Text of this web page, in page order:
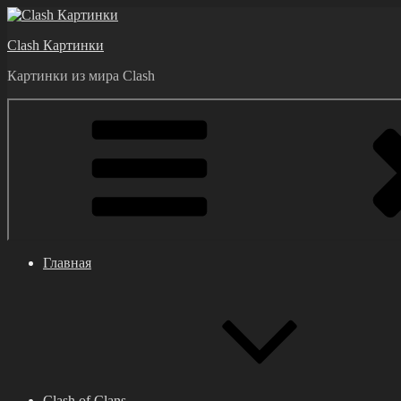
Перейти
содержимому
Clash Картинки
Картинки из мира Clash
Главная